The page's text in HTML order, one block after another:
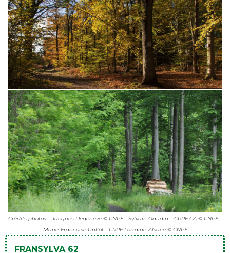
Crédits photos : Jacques Degenève © CNPF - Sylvain Gaudin – CRPF CA © CNPF -
Marie-Francoise Grillot - CRPF Lorraine-Alsace © CNPF
FRANSYLVA 62